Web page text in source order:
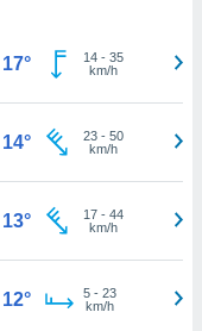
17° 14- 35
km/h
14° 23- 50
km/h
13° 17- 44
km/h
12° 5- 23
km/h